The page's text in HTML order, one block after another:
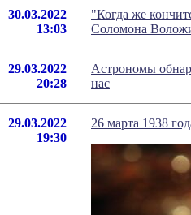
30.03.2022
13:03
"Когда же
Соломона
29.03.2022
20:28
Астрономы
нас
29.03.2022
19:30
26 марта 1938